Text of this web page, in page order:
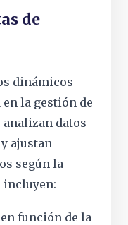
de
dinámicos
la gestión de
datos
ajustan
según la
incluyen:
función de la